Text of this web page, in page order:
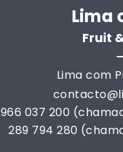
Lima
Fruit
Lima com
966 037 200
289 794 280